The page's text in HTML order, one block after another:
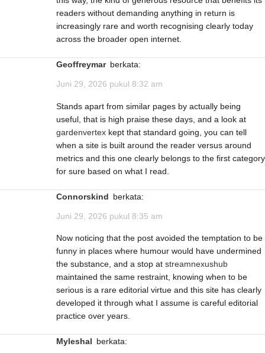
readers without demanding anything in return is
increasingly rare and worth recognising clearly today
across the broader open internet.
Geoffreymar berkata:
Juni 29, 2026 pukul 8:32 am
Stands apart from similar pages by actually being
useful, that is high praise these days, and a look at
gardenvertex kept that standard going, you can tell
when a site is built around the reader versus around
metrics and this one clearly belongs to the first category
for sure based on what I read.
Connorskind berkata:
Juni 29, 2026 pukul 8:35 am
Now noticing that the post avoided the temptation to be
funny in places where humour would have undermined
the substance, and a stop at streamnexushub
maintained the same restraint, knowing when to be
serious is a rare editorial virtue and this site has clearly
developed it through what I assume is careful editorial
practice over years.
Myleshal berkata: